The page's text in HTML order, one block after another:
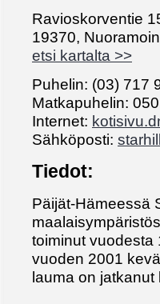
Ravioskorventie
19370,
etsi kartalta >>
Puhelin: (03) 717
Matkapuhelin:
Internet:
Sähköposti:
Tiedot:
Päijät-Hämeessä
toiminut vuodesta
vuoden 2001
lauma on